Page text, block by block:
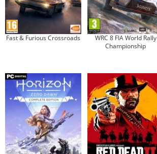
Fast & Furious Crossroads
WRC 8 FIA World Rally
Championship